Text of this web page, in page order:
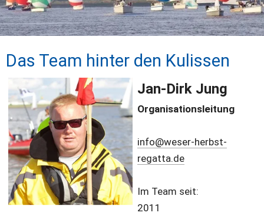
Das Team hinter den Kulissen
Jan-Dirk Jung
Organisationsleitung
info@weser-herbst-
regatta.de
Im Team seit:
2011